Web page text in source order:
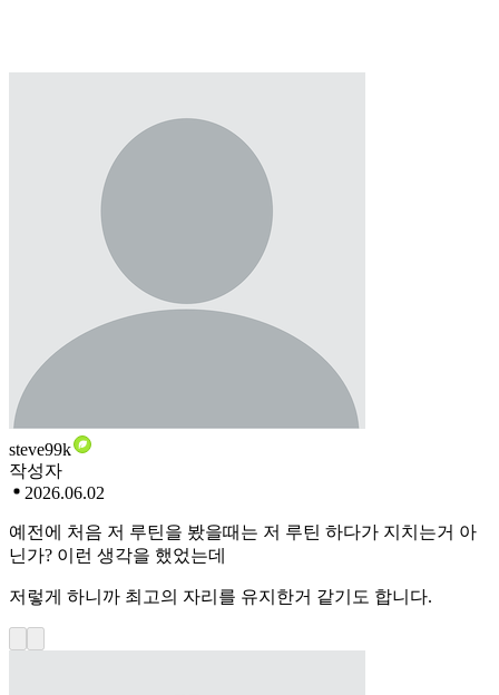
steve99k
작성자
2026.06.02
예전에 처음 저 루틴을 봤을때는 저 루틴 하다가 지치는거 아
닌가? 이런 생각을 했었는데
저렇게 하니까 최고의 자리를 유지한거 같기도 합니다.